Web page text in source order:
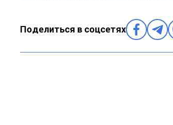
Поделиться в соцсетях